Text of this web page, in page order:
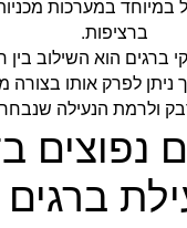
במיוחד במערכות
ברציפות.
ברגים הוא השילוב בין
ניתן לפרק אותו
ולרמת הנעילה
נפוצים
ברגים